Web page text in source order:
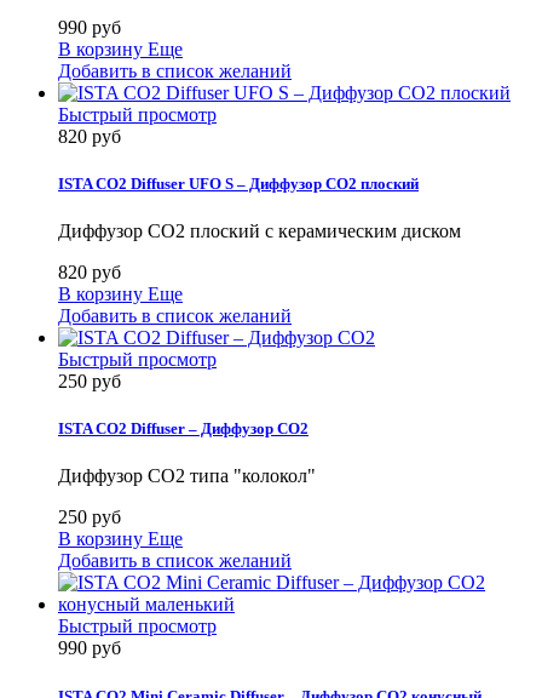
990 руб
В корзину Еще
Добавить в список желаний
Быстрый просмотр
820 руб
ISTA CO2 Diffuser UFO S – Диффузор СO2 плоский
Диффузор СO2 плоский с керамическим диском
820 руб
В корзину Еще
Добавить в список желаний
Быстрый просмотр
250 руб
ISTA CO2 Diffuser – Диффузор СO2
Диффузор СO2 типа "колокол"
250 руб
В корзину Еще
Добавить в список желаний
Быстрый просмотр
990 руб